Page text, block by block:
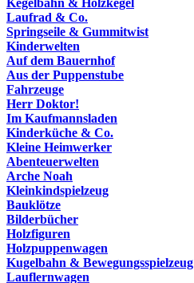
Kegelbahn & Holzkegel
Laufrad & Co.
Springseile & Gummitwist
Kinderwelten
Auf dem Bauernhof
Aus der Puppenstube
Fahrzeuge
Herr Doktor!
Im Kaufmannsladen
Kinderküche & Co.
Kleine Heimwerker
Abenteuerwelten
Arche Noah
Kleinkindspielzeug
Bauklötze
Bilderbücher
Holzfiguren
Holzpuppenwagen
Kugelbahn & Bewegungsspielzeug
Lauflernwagen